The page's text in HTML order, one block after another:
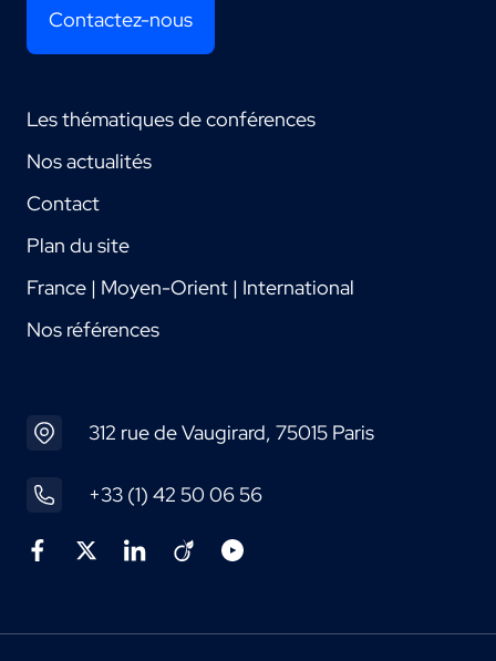
Contactez-nous
Les thématiques de conférences
Nos actualités
Contact
Plan du site
France | Moyen-Orient | International
Nos références
312 rue de Vaugirard, 75015 Paris
+33 (1) 42 50 06 56